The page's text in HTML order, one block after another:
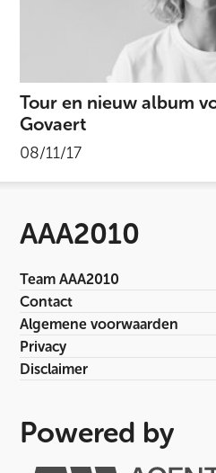
Tour en nieuw album
Govaert
08/11/17
AAA2010
Team AAA2010
Contact
Algemene voorwaarden
Privacy
Disclaimer
Powered by